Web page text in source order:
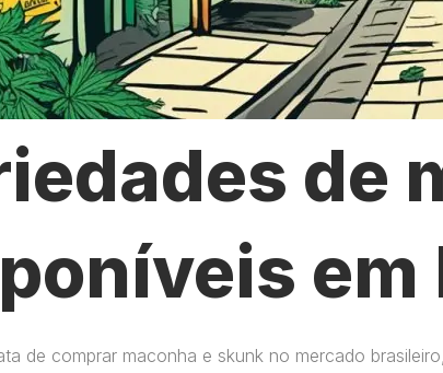
de
em
de comprar maconha e skunk no mercado